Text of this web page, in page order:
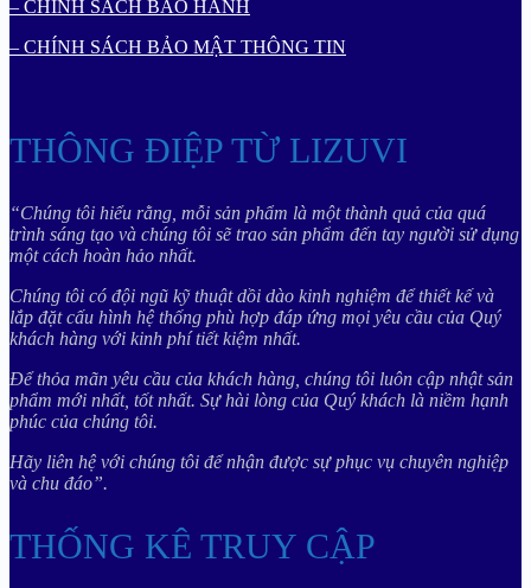
– CHÍNH SÁCH BẢO HÀNH
– CHÍNH SÁCH BẢO MẬT THÔNG TIN
THÔNG ĐIỆP TỪ LIZUVI
“Chúng tôi hiểu rằng, mỗi sản phẩm là một thành quả của quá
trình sáng tạo và chúng tôi sẽ trao sản phẩm đến tay người sử dụng
một cách hoàn hảo nhất.
Chúng tôi có đội ngũ kỹ thuật dồi dào kinh nghiệm để thiết kế và
lắp đặt cấu hình hệ thống phù hợp đáp ứng mọi yêu cầu của Quý
khách hàng với kinh phí tiết kiệm nhất.
Để thỏa mãn yêu cầu của khách hàng, chúng tôi luôn cập nhật sản
phẩm mới nhất, tốt nhất. Sự hài lòng của Quý khách là niềm hạnh
phúc của chúng tôi.
Hãy liên hệ với chúng tôi để nhận được sự phục vụ chuyên nghiệp
và chu đáo”.
THỐNG KÊ TRUY CẬP